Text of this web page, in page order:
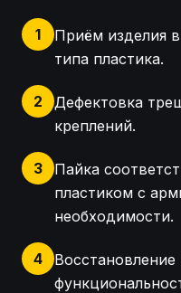
1
Приём изделия
типа пластика.
2
Дефектовка
креплений.
3
Пайка
пластиком с
необходимости.
4